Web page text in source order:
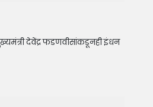
देवेंद्र फडणवीसांकडूनही इंधन